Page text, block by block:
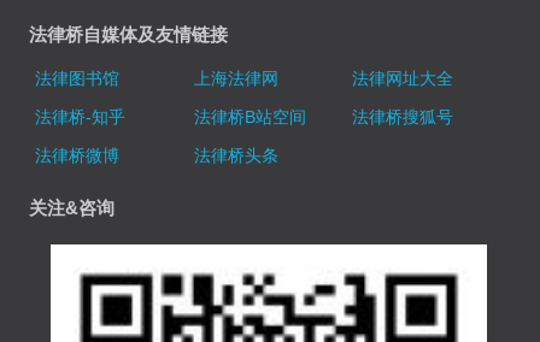
法律桥自媒体及友情链接
法律图书馆 上海法律网
法律网址大全
法律桥-知乎
法律桥B站空间
法律桥搜狐号
法律桥微博
法律桥头条
关注&咨询